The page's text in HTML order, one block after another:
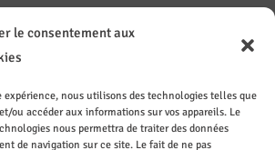
le consentement aux
nous utilisons des technologies telles que
ou accéder aux informations sur vos appareils. Le
nous permettra de traiter des données
de navigation sur ce site. Le fait de ne pas
Sur les
réseaux
sociaux
Recevez
les
actuali
Le CASI
recrute